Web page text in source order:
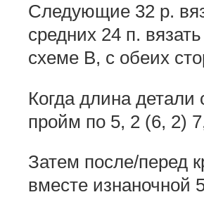
Следующие 32 р.
средних 24 п.
схеме В, с обеих
Когда длина детали
пройм по 5, 2 (6, 2)
Затем после/перед
вместе изнаночной